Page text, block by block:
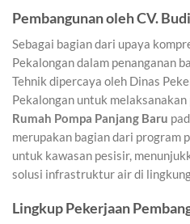
Pembangunan oleh CV.
Sebagai bagian dari upaya
Pekalongan dalam penanganan
Tehnik dipercaya oleh Dinas
Pekalongan untuk
Rumah Pompa Panjang Baru
merupakan bagian dari program
untuk kawasan pesisir,
solusi infrastruktur air di
Lingkup Pekerjaan